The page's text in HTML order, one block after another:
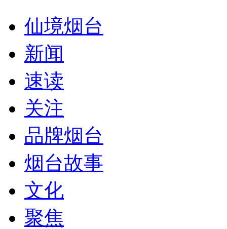
仙境烟台
新闻
速读
关注
品牌烟台
烟台故事
文化
聚焦